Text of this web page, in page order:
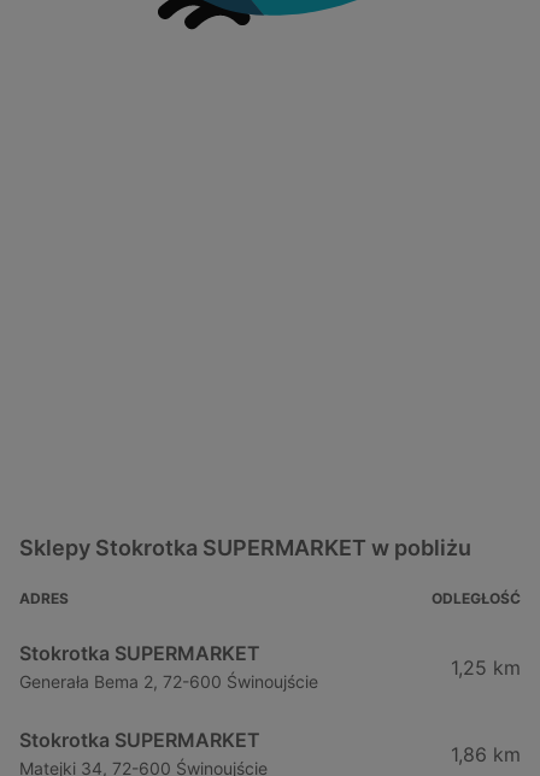
Sklepy Stokrotka SUPERMARKET w pobliżu
ADRES ODLEGŁOŚĆ
Stokrotka SUPERMARKET
Generała Bema 2, 72-600 Świnoujście
1,25 km
Stokrotka SUPERMARKET
Matejki 34, 72-600 Świnoujście
1,86 km